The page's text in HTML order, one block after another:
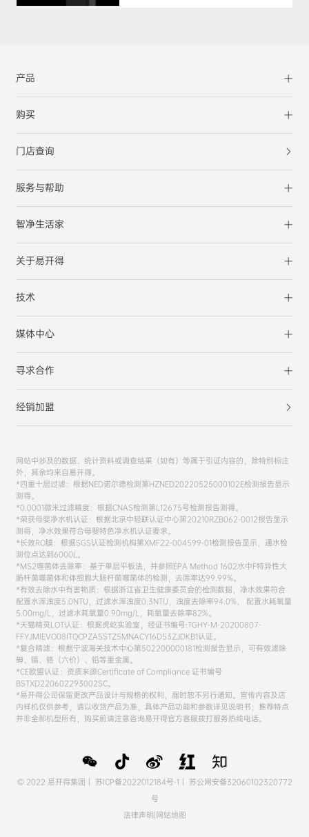
产品
购买
门店查询
服务与帮助
智净生活家
关于易开得
技术
媒体中心
寻求合作
经销加盟
网站中涉及的数据、统计资料或调查结果（如有）等属于引证内容的，除特别标注
外，其余均来自易开得。
*四重十层过滤：根据NED诺尔德检测第HZNED20220525000102E检测报告显示
测得。
*0.0001微米过滤精度：根据CNAS检测第L12675号检测报告测得。
*荣获母婴净水机认证：根据北京中轻联认证中心第20210RZB062-0012报告显示
测得，净水效果符合母婴特色净水机认证要求。
*长效RO膜：根据SGS认证检测机构第XMF22-004599-01检测报告显示，通水检
测位点达到6000L。
*MS2噬菌体去除率：基于单层平板法，并参照EPA Method 1602水中F特异性大
肠杆菌噬菌体和体细胞大肠杆菌噬菌体的检测，去除率达99.99%。
*有效去除水中有害物质：根据浙江省卫生健康委员会的检测数据，净水效果符合
配置水浑浊度5.0NTU，过滤水浑浊度0.3NTU，浊度去除率94.0%， 配置水耗氧量
5.00mg/L，过滤水耗氧量0.90mg/L，耗氧量去除率82%。
*天猫精灵LOT认证：根据虎屹实验室，经证书编号:TGHY-M-20200807-
FFYJMIEVO08ITQCPZA5STZ5MNACY16D53ZJDKB1认证。
*复合精滤：根据宁波海关技术中心第502200000181检测报告显示，可有效滤除
砷、镉、铬（六价）、铅等重金属。
*CE欧盟认证：资质来源Certificate of Compliance 证书编号
BSTXD220602293002SC。
*易开得公司保留更改产品设计与规格的权利，届时恕不另行通知。宣传内容及店
内样机仅供参考，请以收货产品为准，具体产品功能和参数详见说明书；推荐特点
并非全部机型所有，购买前请注意咨询易开得官方客服拨打服务热线电话。
© 2022 易开得集团｜ 苏ICP备2022012184号-1
苏公网安备32060102320772
号
法律声明 网站地图